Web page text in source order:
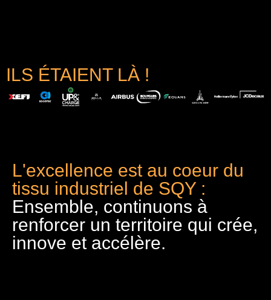
ILS ÉTAIENT LÀ !
L'excellence est au coeur du
tissu industriel de SQY :
Ensemble, continuons à
renforcer un territoire qui crée,
innove et accélère.